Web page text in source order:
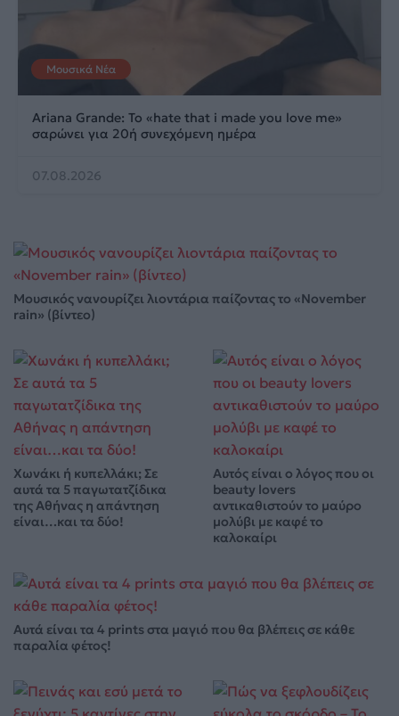
Μουσικά Νέα
Ariana Grande: Το «hate that i made you love me»
σαρώνει για 20ή συνεχόμενη ημέρα
07.08.2026
Μουσικός νανουρίζει λιοντάρια παίζοντας το «November
rain» (βίντεο)
Χωνάκι ή κυπελλάκι; Σε
αυτά τα 5 παγωτατζίδικα
της Αθήνας η απάντηση
είναι…και τα δύο!
Αυτός είναι ο λόγος που οι
beauty lovers
αντικαθιστούν το μαύρο
μολύβι με καφέ το
καλοκαίρι
Αυτά είναι τα 4 prints στα μαγιό που θα βλέπεις σε κάθε
παραλία φέτος!